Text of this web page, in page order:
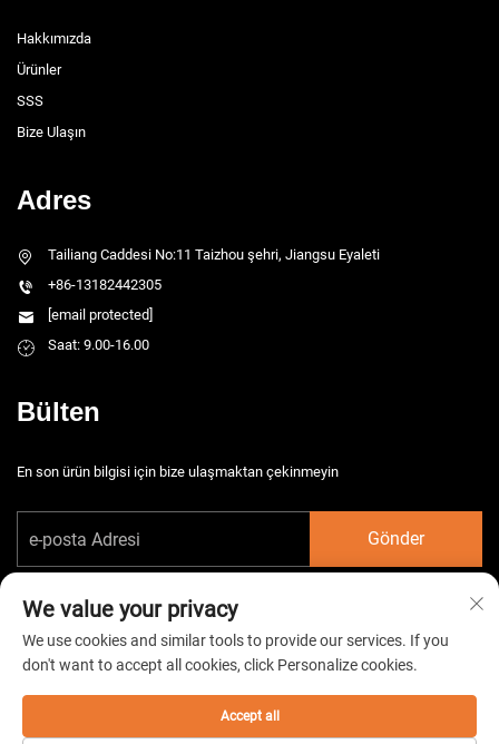
Hakkımızda
Ürünler
SSS
Bize Ulaşın
Adres
Tailiang Caddesi No:11 Taizhou şehri, Jiangsu Eyaleti
+86-13182442305
[email protected]
Saat: 9.00-16.00
Bülten
En son ürün bilgisi için bize ulaşmaktan çekinmeyin
Gönder
Telif hakkı © 2026 China Taizhou HarsMarg Elektromekanik Co. Ltd. Tüm
hakları saklıdır. - Gizlilik Politikası
We value your privacy
We use cookies and similar tools to provide our services. If you
don't want to accept all cookies, click Personalize cookies.
Accept all